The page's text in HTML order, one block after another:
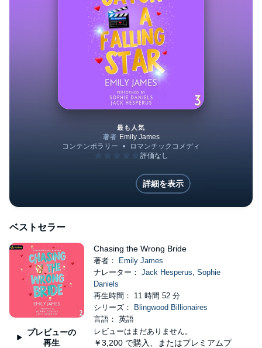
Catch a Falling Star
最も人気
詳細を表示
ベストセラー
プレビューの
再生
Chasing the Wrong Bride
著者：
Emily James
ナレーター： Jack Hesperus, Sophie
Daniels
再生時間： 11 時間 52 分
シリーズ：
Blingwood Billionaires
言語： 英語
レビューはまだありません。
￥3,200 で購入、またはプレミアムプ